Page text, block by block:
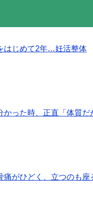
はじめて2年…妊活整体
かった時、正直「体質だ
痛がひどく、立つのも座